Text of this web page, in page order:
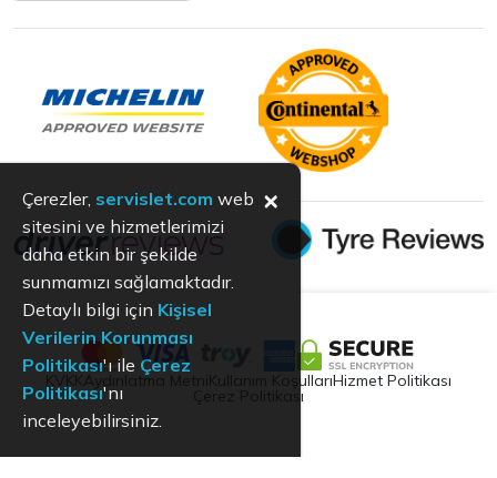
Aydınlatma Metni Kullanım KoşullarıHizmet Politikası
Çerez Politikası
Çerezler, servislet.com web
sitesini ve hizmetlerimizi
daha etkin bir şekilde
sunmamızı sağlamaktadır.
Detaylı bilgi için Kişisel
Verilerin Korunması
Politikası'ı ile Çerez
Politikası'nı
inceleyebilirsiniz.
×